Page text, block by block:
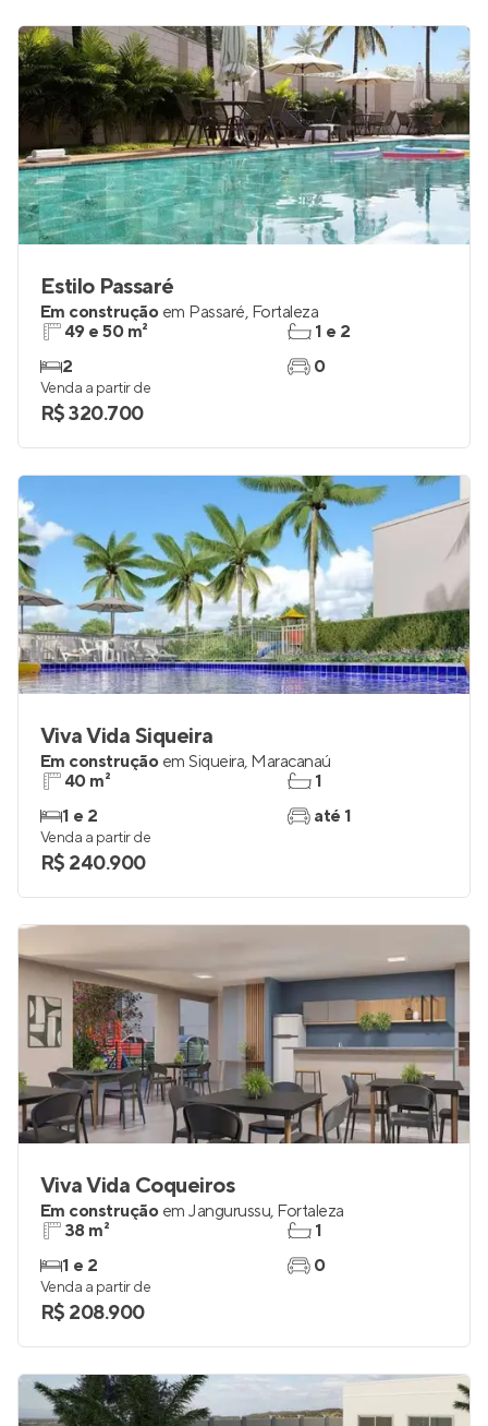
Estilo Passaré
Em construção em Passaré, Fortaleza
49 e 50 m²
2
1 e 2
0
Venda a partir de
R$ 320.700
Viva Vida Siqueira
Em construção em Siqueira, Maracanaú
40 m²
1 e 2
1
até 1
Venda a partir de
R$ 240.900
Viva Vida Coqueiros
Em construção em Jangurussu, Fortaleza
38 m²
1 e 2
1
0
Venda a partir de
R$ 208.900